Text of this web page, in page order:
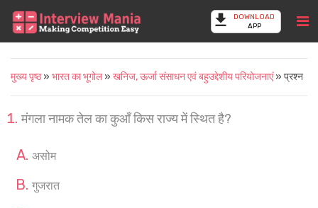
DOWNLOAD
APP
मुख्य पृष्ठ» भारत का भूगोल» खनिज, ऊर्जा संसाधन एवं बहुउद्देशीय परियोजनाएं» प्रश्न
मंगला नामक तेल का कुआँ किस राज्य में स्थित है?
असोम
गुजरात